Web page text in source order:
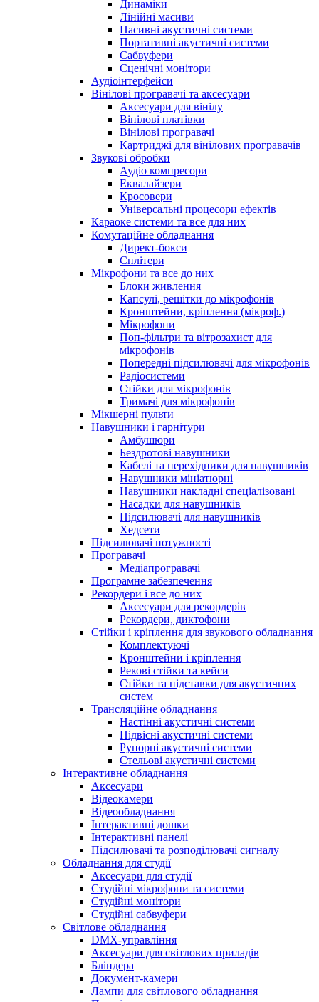
Динаміки
Лінійні масиви
Пасивні акустичні системи
Портативні акустичні системи
Сабвуфери
Сценічні монітори
Аудіоінтерфейси
Вінілові програвачі та аксесуари
Аксесуари для вінілу
Вінілові платівки
Вінілові програвачі
Картриджі для вінілових програвачів
Звукові обробки
Аудіо компресори
Еквалайзери
Кросовери
Універсальні процесори ефектів
Караоке системи та все для них
Комутаційне обладнання
Директ-бокси
Сплітери
Мікрофони та все до них
Блоки живлення
Капсулі, решітки до мікрофонів
Кронштейни, кріплення (мікроф.)
Мікрофони
Поп-фільтри та вітрозахист для
мікрофонів
Попередні підсилювачі для мікрофонів
Радіосистеми
Стійки для мікрофонів
Тримачі для мікрофонів
Мікшерні пульти
Навушники і гарнітури
Амбушюри
Бездротові навушники
Кабелі та перехідники для навушників
Навушники мініатюрні
Навушники накладні спеціалізовані
Насадки для навушників
Підсилювачі для навушників
Хедсети
Підсилювачі потужності
Програвачі
Медіапрогравачі
Програмне забезпечення
Рекордери і все до них
Аксесуари для рекордерів
Рекордери, диктофони
Стійки і кріплення для звукового обладнання
Комплектуючі
Кронштейни і кріплення
Рекові стійки та кейси
Стійки та підставки для акустичних
систем
Трансляційне обладнання
Настінні акустичні системи
Підвісні акустичні системи
Рупорні акустичні системи
Стельові акустичні системи
Інтерактивне обладнання
Аксесуари
Відеокамери
Відеообладнання
Інтерактивні дошки
Інтерактивні панелі
Підсилювачі та розподілювачі сигналу
Обладнання для студії
Аксесуари для студії
Студійні мікрофони та системи
Студійні монітори
Студійні сабвуфери
Світлове обладнання
DMX-управління
Аксесуари для світлових приладів
Бліндера
Документ-камери
Лампи для світлового обладнання